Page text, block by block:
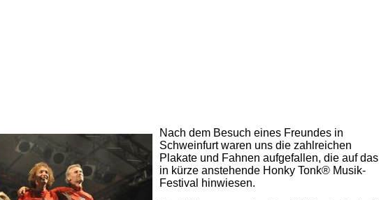
Nach dem Besuch eines Freundes in
Schweinfurt waren uns die zahlreichen
Plakate und Fahnen aufgefallen, die auf das
in kürze anstehende Honky Tonk® Musik-
Festival hinwiesen.